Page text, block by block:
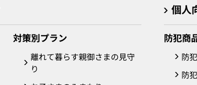
対策別プラン
離れて暮らす親御さまの見守
り
個人
防犯商
防
防